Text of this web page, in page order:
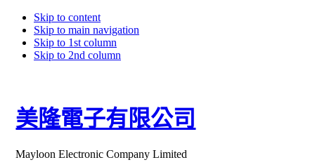
Skip to content
Skip to main navigation
Skip to 1st column
Skip to 2nd column
美隆電子有限公司
Mayloon Electronic Company Limited